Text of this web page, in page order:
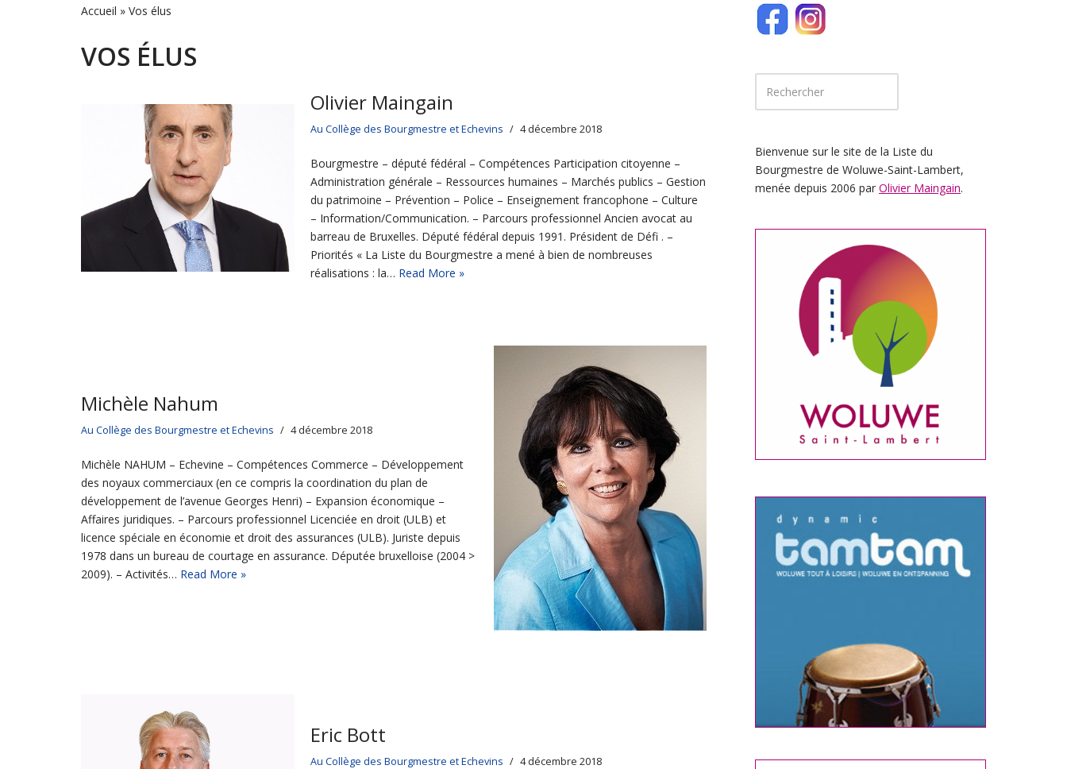
Accueil » Vos élus
VOS ÉLUS
Olivier Maingain
Au Collège des Bourgmestre et Echevins 4 décembre 2018
Bourgmestre – député fédéral – Compétences Participation citoyenne –
Administration générale – Ressources humaines – Marchés publics – Gestion
du patrimoine – Prévention – Police – Enseignement francophone – Culture
– Information/Communication. – Parcours professionnel Ancien avocat au
barreau de Bruxelles. Député fédéral depuis 1991. Président de Défi . –
Priorités « La Liste du Bourgmestre a mené à bien de nombreuses
réalisations : la… Read More »
Michèle Nahum
Au Collège des Bourgmestre et Echevins 4 décembre 2018
Michèle NAHUM – Echevine – Compétences Commerce – Développement
des noyaux commerciaux (en ce compris la coordination du plan de
développement de l’avenue Georges Henri) – Expansion économique –
Affaires juridiques. – Parcours professionnel Licenciée en droit (ULB) et
licence spéciale en économie et droit des assurances (ULB). Juriste depuis
1978 dans un bureau de courtage en assurance. Députée bruxelloise (2004 >
2009). – Activités… Read More »
Eric Bott
Au Collège des Bourgmestre et Echevins 4 décembre 2018
Bienvenue sur le site de la Liste du
Bourgmestre de Woluwe-Saint-Lambert,
menée depuis 2006 par Olivier Maingain.